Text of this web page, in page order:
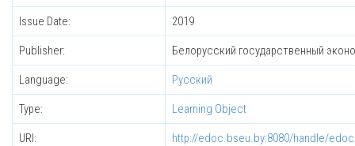
Issue Date: 2019
Publisher: Белорусский государственный
Language: Русский
Type: Learning Object
URI: http://edoc.bseu.by:8080/handle/